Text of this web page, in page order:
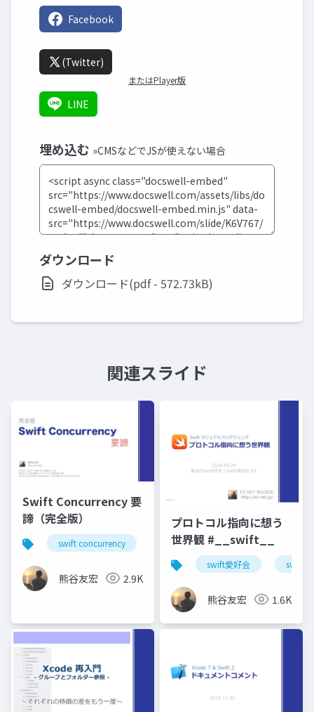
Facebook
(Twitter)
またはPlayer版
LINE
埋め込む »CMSなどでJSが使えない場合
ダウンロード
ダウンロード(pdf - 572.73kB)
関連スライド
Swift Concurrency 要
諦（完全版）
swift concurrency swift愛好会 関モバ
熊谷友宏 2.9K
プロトコル指向に想う
世界観 #__swift__
swift愛好会 swift
熊谷友宏 1.6K